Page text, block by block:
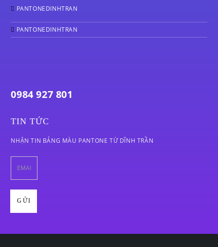
PANTONEDINHTRAN
PANTONEDINHTRAN
0984 927 801
TIN TỨC
NHẬN TIN BẢNG MÀU PANTONE TỪ DĨNH TRẦN